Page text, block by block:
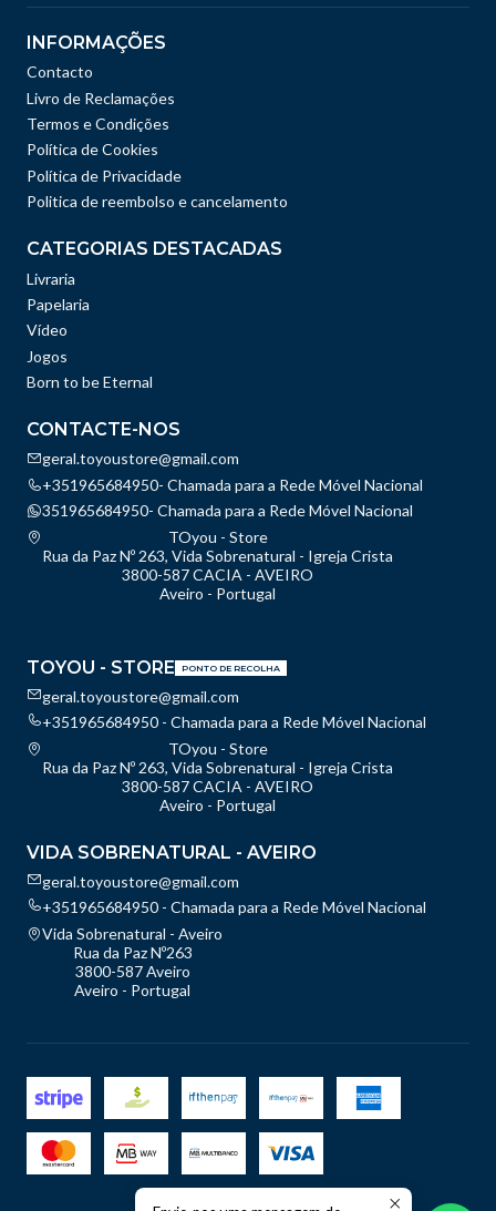
INFORMAÇÕES
Contacto
Livro de Reclamações
Termos e Condições
Política de Cookies
Política de Privacidade
Politica de reembolso e cancelamento
CATEGORIAS DESTACADAS
Livraria
Papelaria
Vídeo
Jogos
Born to be Eternal
CONTACTE-NOS
geral.toyoustore@gmail.com
+351965684950- Chamada para a Rede Móvel Nacional
351965684950- Chamada para a Rede Móvel Nacional
TOyou - Store
Rua da Paz Nº 263, Vida Sobrenatural - Igreja Crista
3800-587 CACIA - AVEIRO
Aveiro - Portugal
TOYOU - STORE PONTO DE RECOLHA
geral.toyoustore@gmail.com
+351965684950 - Chamada para a Rede Móvel Nacional
TOyou - Store
Rua da Paz Nº 263, Vida Sobrenatural - Igreja Crista
3800-587 CACIA - AVEIRO
Aveiro - Portugal
VIDA SOBRENATURAL - AVEIRO
geral.toyoustore@gmail.com
+351965684950 - Chamada para a Rede Móvel Nacional
Vida Sobrenatural - Aveiro
Rua da Paz Nº263
3800-587 Aveiro
Aveiro - Portugal